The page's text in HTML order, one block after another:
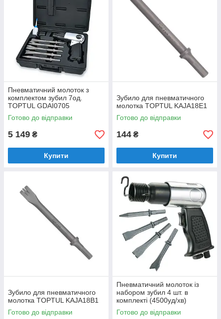
Пневматичний молоток з
комплектом зубил 7од.
TOPTUL GDAI0705
Готово до відправки
5 149 ₴
Купити
Зубило для пневматичного
молотка TOPTUL KAJA18E1
Готово до відправки
144 ₴
Купити
Зубило для пневматичного
молотка TOPTUL KAJA18B1
Готово до відправки
Пневматичний молоток із
набором зубил 4 шт. в
комплекті (4500уд/хв)
AIRKRAFT AT-2010HSG
Готово до відправки